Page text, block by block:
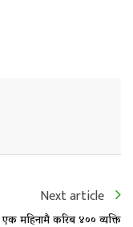
Next article
एक महिनामै करिब ४०० व्यक्ति